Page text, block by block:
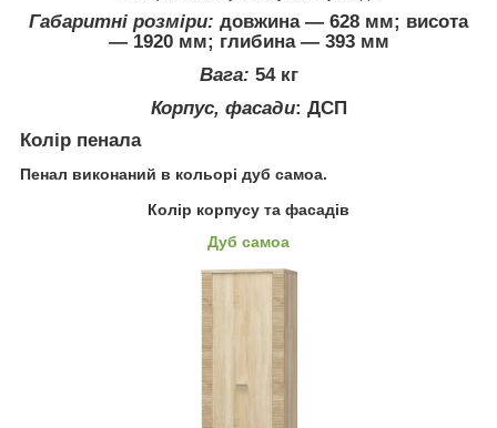
Габаритні розміри: довжина ― 628 мм; висота
― 1920 мм; глибина ― 393 мм
Вага: 54 кг
Корпус, фасади: ДСП
Колір пенала
Пенал виконаний в кольорі дуб самоа.
Колір корпусу та фасадів
Дуб самоа